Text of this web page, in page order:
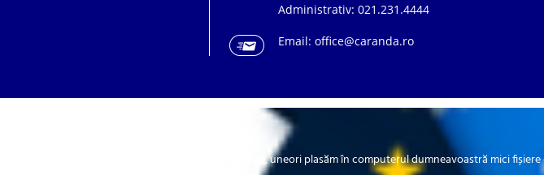
Administrativ: 021.231.4444
Email: office@caranda.ro
SC. CARANDA BATERII SRL. | SR EN ISO 9001:2015, SR EN ISO 14001:2015, SR ISO
Pentru a asigura buna funcționare a acestui site, uneori plasăm în computerul dumneavoastră mici